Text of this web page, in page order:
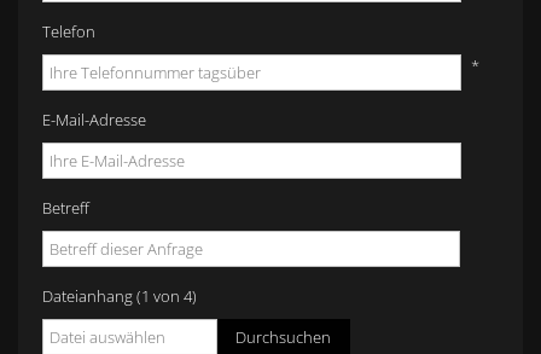
Telefon
*
E-Mail-Adresse
Betreff
Dateianhang (1 von 4)
Durchsuchen